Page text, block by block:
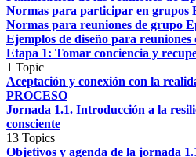
Normas para participar en grupos
Normas para reuniones de grupo
Ejemplos de diseño para
Etapa 1: Tomar conciencia y
1 Topic
Aceptación y conexión con la
PROCESO
Jornada 1.1. Introducción a la
consciente
13 Topics
Objetivos y agenda de la jornada